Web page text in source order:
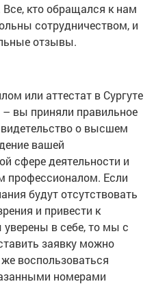
кто обращался к нам
сотрудничеством, и
отзывы.
или аттестат в Сургуте
вы приняли правильное
о высшем
вашей
сфере деятельности и
профессионалом. Если
будут отсутствовать
и привести к
в себе, то мы с
заявку можно
воспользоваться
номерами